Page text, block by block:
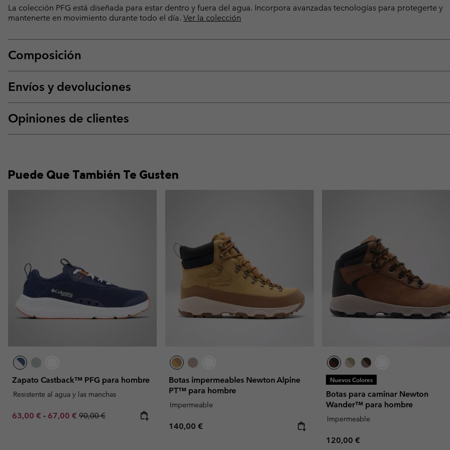
La colección PFG está diseñada para estar dentro y fuera del agua. Incorpora avanzadas tecnologías para protegerte y
mantenerte en movimiento durante todo el día. Ver la colección
Composición
Envíos y devoluciones
Opiniones de clientes
Puede Que También Te Gusten
Zapato Castback™ PFG para hombre
Resistente al agua y las manchas
Minimum sale price:
63,00 € - Maximum sale price:
67,00 € Regular price:
90,00 €
Botas impermeables Newton Alpine
PT™ para hombre
Impermeable
Regular price:
140,00 €
Nuevos Colores
Botas para caminar Newton
Wander™ para hombre
Impermeable
Regular price:
120,00 €